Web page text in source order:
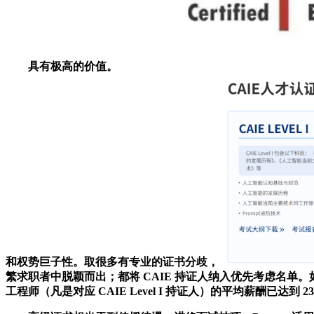
具有极高的价值。
和权势巨子性。取很多有专业的证书分歧，
繁求职者中脱颖而出；都将 CAIE 持证人纳入优先考虑名单
工程师（凡是对应 CAIE Level I 持证人）的平均薪酬已达到